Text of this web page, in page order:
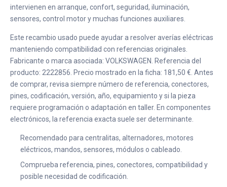
intervienen en arranque, confort, seguridad, iluminación,
sensores, control motor y muchas funciones auxiliares.
Este recambio usado puede ayudar a resolver averías eléctricas
manteniendo compatibilidad con referencias originales.
Fabricante o marca asociada: VOLKSWAGEN. Referencia del
producto: 2222856. Precio mostrado en la ficha: 181,50 €. Antes
de comprar, revisa siempre número de referencia, conectores,
pines, codificación, versión, año, equipamiento y si la pieza
requiere programación o adaptación en taller. En componentes
electrónicos, la referencia exacta suele ser determinante.
Recomendado para centralitas, alternadores, motores
eléctricos, mandos, sensores, módulos o cableado.
Comprueba referencia, pines, conectores, compatibilidad y
posible necesidad de codificación.